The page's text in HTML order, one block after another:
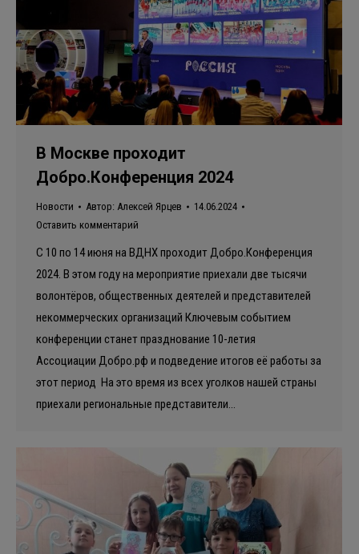
В Москве проходит
Добро.Конференция 2024
Новости Автор: Алексей Ярцев
14.06.2024
Оставить комментарий
С 10 по 14 июня на ВДНХ проходит Добро.Конференция
2024. В этом году на мероприятие приехали две тысячи
волонтёров, общественных деятелей и представителей
некоммерческих организаций Ключевым событием
конференции станет празднование 10-летия
Ассоциации Добро.рф и подведение итогов её работы за
этот период На это время из всех уголков нашей страны
приехали региональные представители…